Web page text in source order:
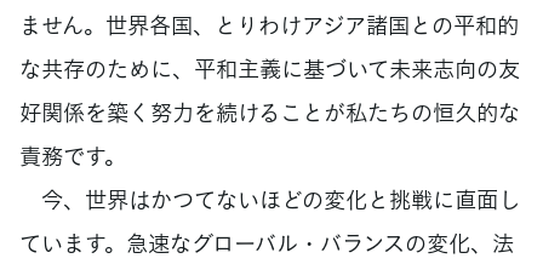
ません。世界各国、とりわけアジア諸国との平和的
な共存のために、平和主義に基づいて未来志向の友
好関係を築く努力を続けることが私たちの恒久的な
責務です。
今、世界はかつてないほどの変化と挑戦に直面し
ています。急速なグローバル・バランスの変化、法